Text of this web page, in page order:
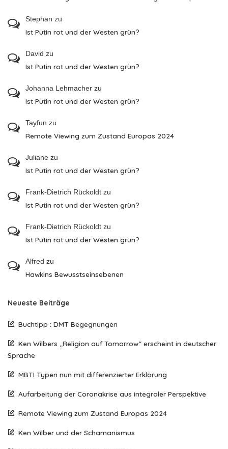
Stephan zu
Ist Putin rot und der Westen grün?
David zu
Ist Putin rot und der Westen grün?
Johanna Lehmacher zu
Ist Putin rot und der Westen grün?
Tayfun zu
Remote Viewing zum Zustand Europas 2024
Juliane zu
Ist Putin rot und der Westen grün?
Frank-Dietrich Rückoldt zu
Ist Putin rot und der Westen grün?
Frank-Dietrich Rückoldt zu
Ist Putin rot und der Westen grün?
Alfred zu
Hawkins Bewusstseinsebenen
Neueste Beiträge
Buchtipp : DMT Begegnungen
Ken Wilbers „Religion auf Tomorrow“ erscheint in deutscher
Sprache
MBTI Typen nun mit differenzierter Erklärung
Aufarbeitung der Coronakrise aus integraler Perspektive
Remote Viewing zum Zustand Europas 2024
Ken Wilber und der Schamanismus